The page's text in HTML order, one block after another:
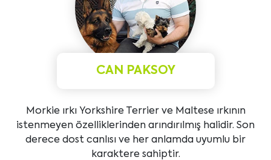
CAN PAKSOY
Morkie ırkı Yorkshire Terrier ve Maltese ırkının
istenmeyen özelliklerinden arındırılmış halidir. Son
derece dost canlısı ve her anlamda uyumlu bir
karaktere sahiptir.